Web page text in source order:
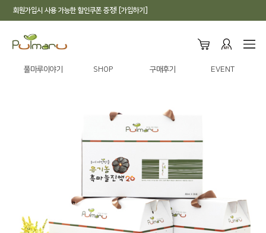
회원가입시 사용 가능한 할인쿠폰 증정! [가입하기]
풀마루이야기 SHOP 구매후기 EVENT